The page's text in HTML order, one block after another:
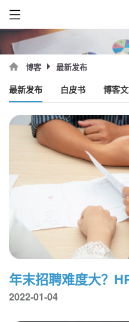
博客 最新发布
最新发布 白皮书 博客
年末招聘难度大？
2022-01-04